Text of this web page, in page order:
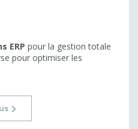
ERP pour la gestion totale
pour optimiser les